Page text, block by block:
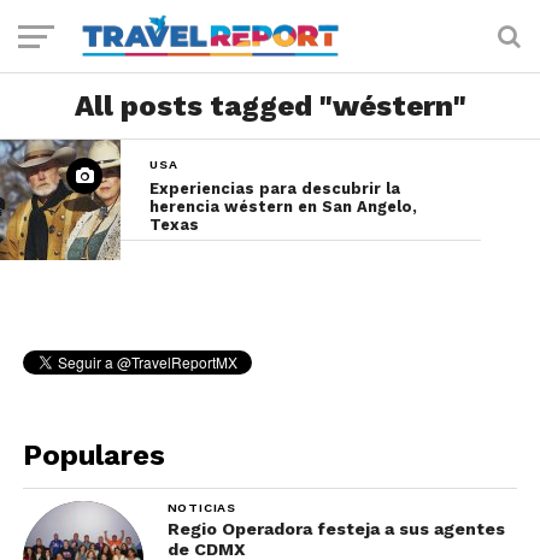
All posts tagged "wéstern"
USA
Experiencias para descubrir la
herencia wéstern en San Angelo,
Texas
Populares
NOTICIAS
Regio Operadora festeja a sus agentes
de CDMX